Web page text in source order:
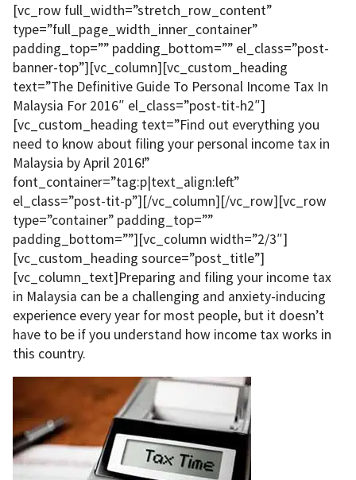
[vc_row full_width=”stretch_row_content”
type=”full_page_width_inner_container”
padding_top=”” padding_bottom=”” el_class=”post-
banner-top”][vc_column][vc_custom_heading
text=”The Definitive Guide To Personal Income Tax In
Malaysia For 2016″ el_class=”post-tit-h2″]
[vc_custom_heading text=”Find out everything you
need to know about filing your personal income tax in
Malaysia by April 2016!”
font_container=”tag:p|text_align:left”
el_class=”post-tit-p”][/vc_column][/vc_row][vc_row
type=”container” padding_top=””
padding_bottom=””][vc_column width=”2/3″]
[vc_custom_heading source=”post_title”]
[vc_column_text]Preparing and filing your income tax
in Malaysia can be a challenging and anxiety-inducing
experience every year for most people, but it doesn’t
have to be if you understand how income tax works in
this country.